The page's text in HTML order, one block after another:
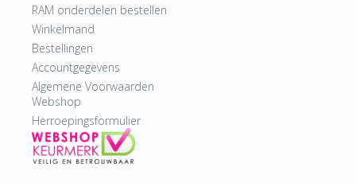
RAM onderdelen bestellen
Winkelmand
Bestellingen
Accountgegevens
Algemene Voorwaarden
Webshop
Herroepingsformulier